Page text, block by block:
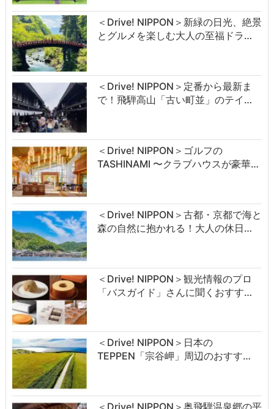
＜Drive! NIPPON＞新緑の日光、絶景
とグルメを楽しむ大人の至福ドラ…
＜Drive! NIPPON＞定番から最新ま
で！飛騨高山「古い町並」のテイ…
＜Drive! NIPPON＞ゴルフの
TASHINAMI 〜クラブハウスが豪華…
＜Drive! NIPPON＞古都・京都で海と
森の自然に抱かれる！大人の休日…
＜Drive! NIPPON＞観光情報のプロ
「バスガイド」さんに聞くおすす…
＜Drive! NIPPON＞日本の
TEPPEN「宗谷岬」周辺のおすす…